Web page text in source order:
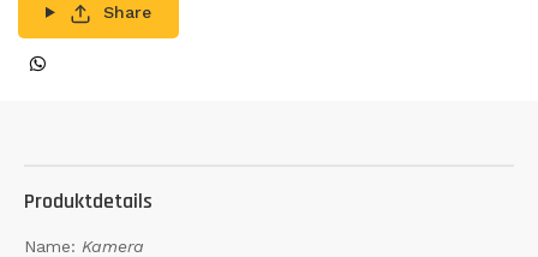
Share
Produktdetails
Name: Kamera